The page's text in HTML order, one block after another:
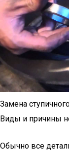
Замена
Виды и причины
Обычно все